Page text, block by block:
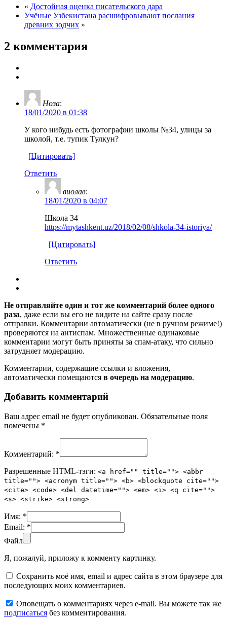
« Достойная оценка писательского дара
Учёные Узбекистана расшифровывают послания
древних зодчих »
2 комментария
Ноза:
18/01/2020 в 01:38
У кого нибудь есть фотографии школы №34, улицы за
школой, т.е. тупик Тулкун?
[Цитировать]
Ответить
виолав:
18/01/2020 в 04:07
Школа 34
https://mytashkent.uz/2018/02/08/shkola-34-istoriya/
[Цитировать]
Ответить
Не отправляйте один и тот же комментарий более одного
раза, даже если вы его не видите на сайте сразу после
отправки. Комментарии автоматически (не в ручном режиме!)
проверяются на антиспам. Множественные одинаковые
комментарии могут быть приняты за спам-атаку, что сильно
затрудняет модерацию.
Комментарии, содержащие ссылки и вложения,
автоматически помещаются в очередь на модерацию.
Добавить комментарий
Ваш адрес email не будет опубликован. Обязательные поля
помечены *
Комментарий: *
Разрешенные HTML-тэги: <a href="" title=""> <abbr
title=""> <acronym title=""> <b> <blockquote cite="">
<cite> <code> <del datetime=""> <em> <i> <q cite="">
<s> <strike> <strong>
Имя: *
Email: *
Файл
Я, пожалуй, приложу к комменту картинку.
Сохранить моё имя, email и адрес сайта в этом браузере для
последующих моих комментариев.
Оповещать о комментариях через e-mail. Вы можете так же
подписаться без комментирования.